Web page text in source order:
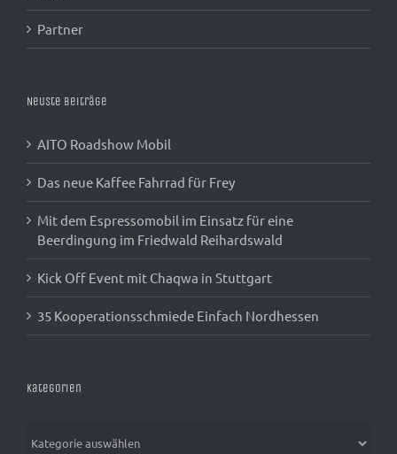
Partner
Neuste Beiträge
AITO Roadshow Mobil
Das neue Kaffee Fahrrad für Frey
Mit dem Espressomobil im Einsatz für eine
Beerdingung im Friedwald Reihardswald
Kick Off Event mit Chaqwa in Stuttgart
35 Kooperationsschmiede Einfach Nordhessen
Kategorien